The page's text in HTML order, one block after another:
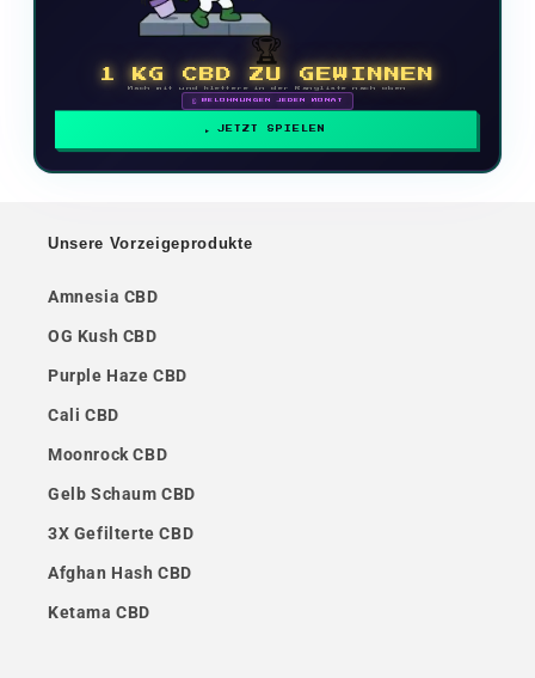
🏆
1 KG CBD ZU GEWINNEN
Mach mit und klettere in der Rangliste nach oben
🗓 BELOHNUNGEN JEDEN MONAT
JETZT SPIELEN
Unsere Vorzeigeprodukte
Amnesia CBD
OG Kush CBD
Purple Haze CBD
Cali CBD
Moonrock CBD
Gelb Schaum CBD
3X Gefilterte CBD
Afghan Hash CBD
Ketama CBD